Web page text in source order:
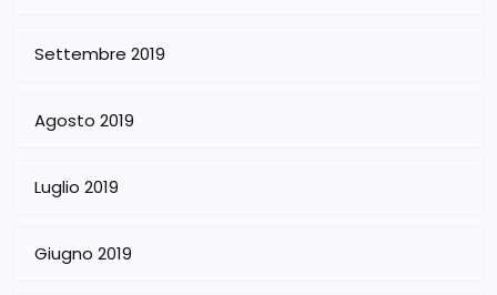
Settembre 2019
Agosto 2019
Luglio 2019
Giugno 2019